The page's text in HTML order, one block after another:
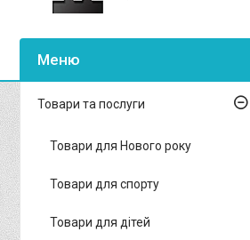
Товари та послуги
Товари для Нового року
Товари для спорту
Товари для дітей